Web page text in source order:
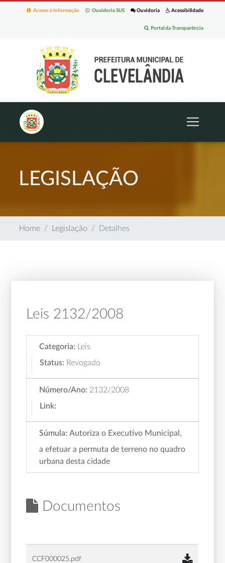
Acessibilidade
Ouvidoria
Ouvidoria SUS
Acesso à Informação
Portal da Transparência
LEGISLAÇÃO
Home Legislação Detalhes
Leis 2132/2008
Categoria:
Leis
Status: Revogado
Número/Ano: 2132/2008
Link:
Súmula: Autoriza o Executivo Municipal,
a efetuar a permuta de terreno no quadro
urbana desta cidade
Documentos
CCF000025.pdf